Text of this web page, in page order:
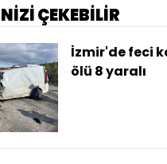
ÇEKEBİLİR
İzmir'de feci
ölü 8 yaralı